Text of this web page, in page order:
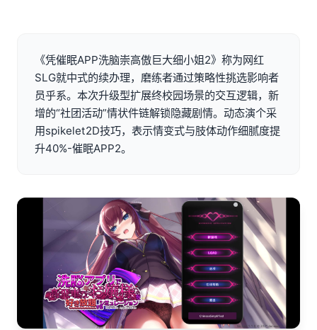
《凭催眠APP洗脑崇高傲巨大细小姐2》称为网红
SLG就中式的续办理，磨练者通过策略性挑选影响者
员乎系。本次升级型扩展终校园场景的交互逻辑，新
增的“社团活动”情状件链解锁隐藏剧情。动态演个采
用spikelet2D技巧，表示情变式与肢体动作细腻度提
升40%-催眠APP2。